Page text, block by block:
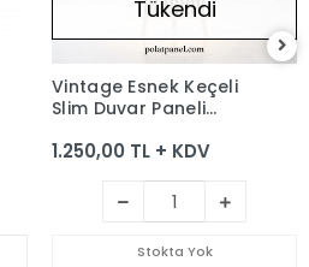
Tükendi
Vintage Esnek Keçeli
Slim Duvar Paneli
1.250,00 TL + KDV
Stokta Yok